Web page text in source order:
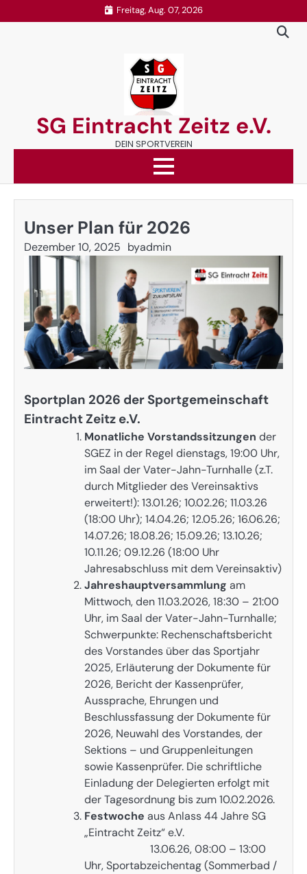
to
Freitag, Aug. 07, 2026
SG Eintracht Zeitz e.V.
DEIN SPORTVEREIN
Unser Plan für 2026
Dezember 10, 2025 byadmin
Sportplan 2026 der Sportgemeinschaft
Eintracht Zeitz e.V.
Monatliche Vorstandssitzungen der
SGEZ in der Regel dienstags, 19:00 Uhr,
im Saal der Vater-Jahn-Turnhalle (z.T.
durch Mitglieder des Vereinsaktivs
erweitert!): 13.01.26; 10.02.26; 11.03.26
(18:00 Uhr); 14.04.26; 12.05.26; 16.06.26;
14.07.26; 18.08.26; 15.09.26; 13.10.26;
10.11.26; 09.12.26 (18:00 Uhr
Jahresabschluss mit dem Vereinsaktiv)
Jahreshauptversammlung am
Mittwoch, den 11.03.2026, 18:30 – 21:00
Uhr, im Saal der Vater-Jahn-Turnhalle;
Schwerpunkte: Rechenschaftsbericht
des Vorstandes über das Sportjahr
2025, Erläuterung der Dokumente für
2026, Bericht der Kassenprüfer,
Aussprache, Ehrungen und
Beschlussfassung der Dokumente für
2026, Neuwahl des Vorstandes, der
Sektions – und Gruppenleitungen
sowie Kassenprüfer. Die schriftliche
Einladung der Delegierten erfolgt mit
der Tagesordnung bis zum 10.02.2026.
Festwoche aus Anlass 44 Jahre SG
„Eintracht Zeitz“ e.V.
13.06.26, 08:00 – 13:00
Uhr, Sportabzeichentag (Sommerbad /